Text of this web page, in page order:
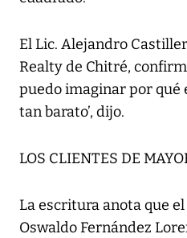
El Lic. Alejandro
Realty de Chitré,
puedo imaginar por
tan barato’, dijo.
LOS CLIENTES DE
La escritura anota que
Oswaldo Fernández